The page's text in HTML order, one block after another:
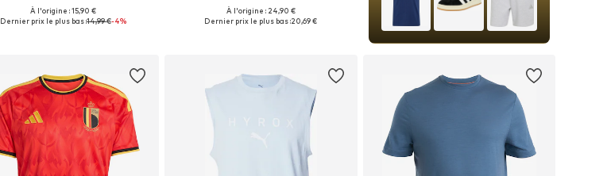
À l'origine : 15,90 €
Dernier prix le plus bas :14,99 €-4%
À l'origine : 24,90 €
Dernier prix le plus bas :20,69 €